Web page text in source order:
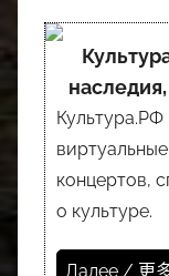
Культура.РФ
концертов,
о культуре.
Далее / 更